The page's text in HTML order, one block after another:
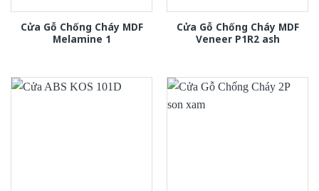
Cửa Gỗ Chống Cháy MDF
Melamine 1
Cửa Gỗ Chống Cháy MDF
Veneer P1R2 ash